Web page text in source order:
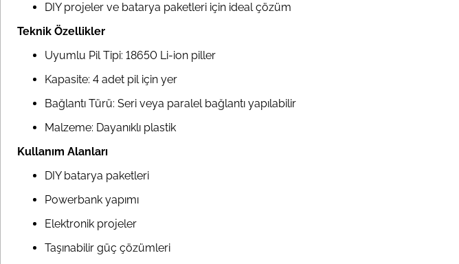
DIY projeler ve batarya paketleri için ideal çözüm
Teknik Özellikler
Uyumlu Pil Tipi: 18650 Li-ion piller
Kapasite: 4 adet pil için yer
Bağlantı Türü: Seri veya paralel bağlantı yapılabilir
Malzeme: Dayanıklı plastik
Kullanım Alanları
DIY batarya paketleri
Powerbank yapımı
Elektronik projeler
Taşınabilir güç çözümleri